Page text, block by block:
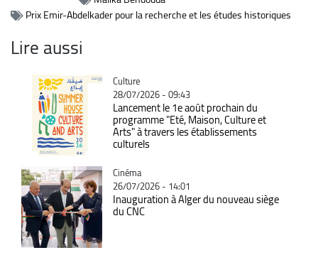
Prix Emir-Abdelkader pour la recherche et les études historiques
Lire aussi
Catégorie
Culture
28/07/2026 - 09:43
Lancement le 1e août prochain du
programme "Eté, Maison, Culture et
Arts" à travers les établissements
culturels
Catégorie
Cinéma
26/07/2026 - 14:01
Inauguration à Alger du nouveau siège
du CNC